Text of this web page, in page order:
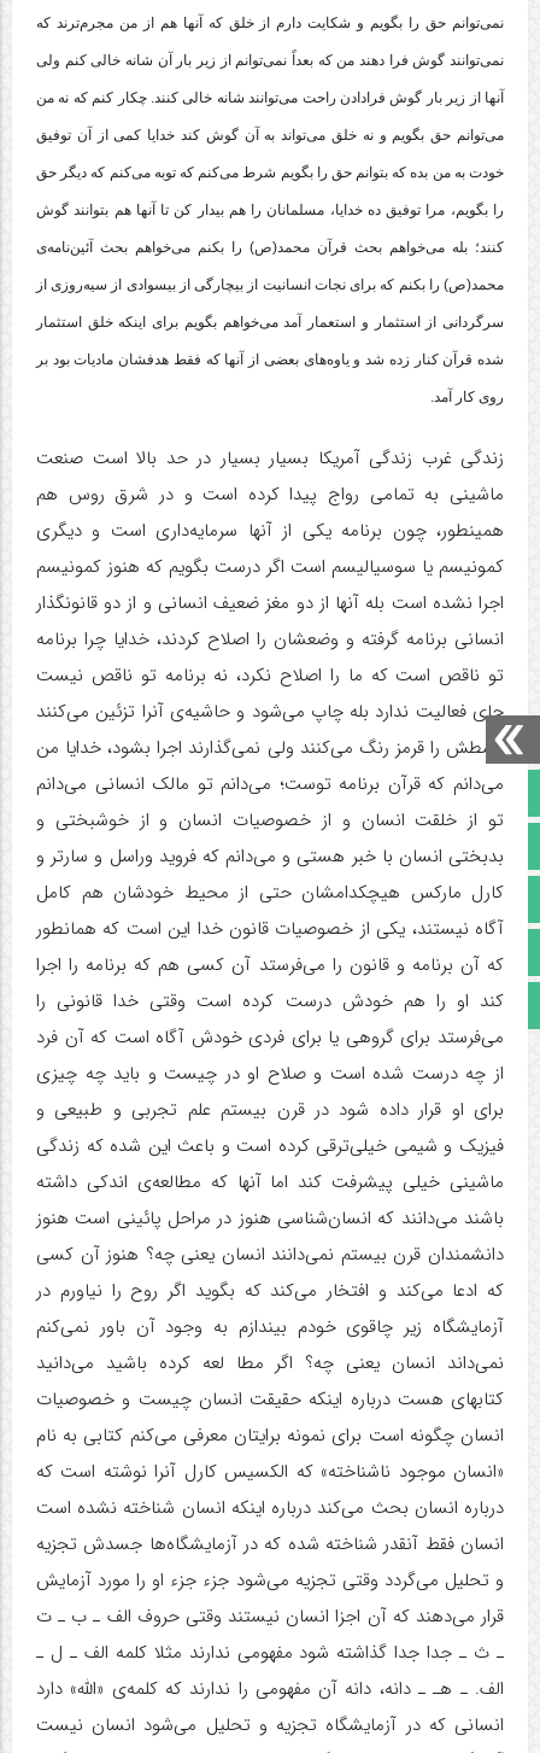
صفحه نخست
تالار گفتمان
آپارات
اینستاگرام
مجوز سایت
نمی‌توانم حق را بگویم و شکایت دارم از خلق که آنها هم از من مجرم‌ترند که
نمی‌توانند گوش فرا دهند من که بعداً نمی‌توانم از زیر بار آن شانه خالی کنم ولی
آنها از زیر بار گوش فرادادن راحت می‌توانند شانه خالی کنند. چکار کنم که نه من
می‌توانم حق بگویم و نه خلق می‌تواند به آن گوش کند خدایا کمی از آن توفیق
خودت به من بده که بتوانم حق را بگویم شرط می‌کنم که توبه می‌کنم که دیگر حق
را بگویم، مرا توفیق ده خدایا، مسلمانان را هم بیدار کن تا آنها هم بتوانند گوش
کنند؛ بله می‌خواهم بحث قرآن محمد(ص) را بکنم می‌خواهم بحث آئین‌نامه‌ی
محمد(ص) را بکنم که برای نجات انسانیت از بیچارگی از بیسوادی از سیه‌روزی از
سرگردانی از استثمار و استعمار آمد می‌خواهم بگویم برای اینکه خلق استثمار
شده قرآن کنار زده شد و یاوه‌های بعضی از آنها که فقط هدفشان مادیات بود بر
روی کار آمد.
زندگی غرب زندگی آمریکا بسیار بسیار در حد بالا است صنعت
ماشینی به تمامی رواج پیدا کرده است و در شرق روس هم
همینطور، چون برنامه یکی از آنها سرمایه‌داری است و دیگری
کمونیسم یا سوسیالیسم است اگر درست بگویم که هنوز کمونیسم
اجرا نشده است بله آنها از دو مغز ضعیف انسانی و از دو قانونگذار
انسانی برنامه گرفته و وضعشان را اصلاح کردند، خدایا چرا برنامه
تو ناقص است که ما را اصلاح نکرد، نه برنامه تو ناقص نیست
جای فعالیت ندارد بله چاپ می‌شود و حاشیه‌ی آنرا تزئین می‌کنند
وسطش را قرمز رنگ می‌کنند ولی نمی‌گذارند اجرا بشود، خدایا من
می‌دانم که قرآن برنامه توست؛ می‌دانم تو مالک انسانی می‌دانم
تو از خلقت انسان و از خصوصیات انسان و از خوشبختی و
بدبختی انسان با خبر هستی و می‌دانم که فروید وراسل و سارتر و
کارل مارکس هیچکدامشان حتی از محیط خودشان هم کامل
آگاه نیستند، یکی از خصوصیات قانون خدا این است که همانطور
که آن برنامه و قانون را می‌فرستد آن کسی هم که برنامه را اجرا
کند او را هم خودش درست کرده است وقتی خدا قانونی را
می‌فرستد برای گروهی یا برای فردی خودش آگاه است که آن فرد
از چه درست شده است و صلاح او در چیست و باید چه چیزی
برای او قرار داده شود در قرن بیستم علم تجربی و طبیعی و
فیزیک و شیمی خیلی‌ترقی کرده است و باعث این شده که زندگی
ماشینی خیلی پیشرفت کند اما آنها که مطالعه‌ی اندکی داشته
باشند می‌دانند که انسان‌شناسی هنوز در مراحل پائینی است هنوز
دانشمندان قرن بیستم نمی‌دانند انسان یعنی چه؟ هنوز آن کسی
که ادعا می‌کند و افتخار می‌کند که بگوید اگر روح را نیاورم در
آزمایشگاه زیر چاقوی خودم بیندازم به وجود آن باور نمی‌کنم
نمی‌داند انسان یعنی چه؟ اگر مطا لعه کرده باشید می‌دانید
کتابهای هست درباره اینکه حقیقت انسان چیست و خصوصیات
انسان چگونه است برای نمونه برایتان معرفی می‌کنم کتابی به نام
«انسان موجود ناشناخته» که الکسیس کارل آنرا نوشته است که
درباره انسان بحث می‌کند درباره اینکه انسان شناخته نشده است
انسان فقط آنقدر شناخته شده که در آزمایشگاه‌ها جسدش تجزیه
و تحلیل می‌گردد وقتی تجزیه می‌شود جزء جزء او را مورد آزمایش
قرار می‌دهند که آن اجزا انسان نیستند وقتی حروف الف ـ ب ـ ت
ـ ث ـ جدا جدا گذاشته شود مفهومی ندارند مثلا کلمه الف ـ ل ـ
الف. ـ هـ ـ دانه، دانه آن مفهومی را ندارند که کلمه‌ی «الله» دارد
انسانی که در آزمایشگاه تجزیه و تحلیل می‌شود انسان نیست